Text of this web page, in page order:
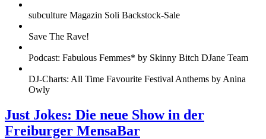
subculture Magazin Soli Backstock-Sale
Save The Rave!
Podcast: Fabulous Femmes* by Skinny Bitch DJane Team
DJ-Charts: All Time Favourite Festival Anthems by Anina
Owly
Just Jokes: Die neue Show in der
Freiburger MensaBar